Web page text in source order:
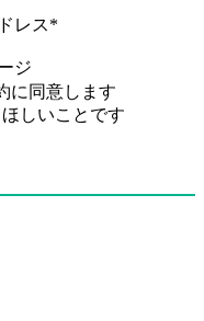
レス*
ジ
に同意します
しいことです